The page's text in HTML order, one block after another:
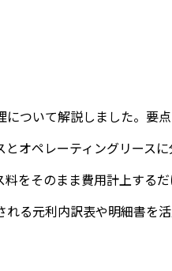
について解説しました。要
とオペレーティングリース
をそのまま費用計上する
る元利内訳表や明細書を